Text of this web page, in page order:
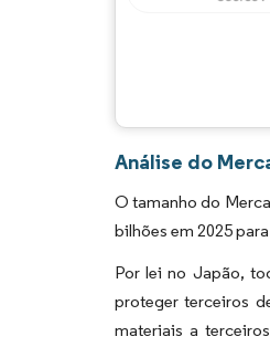
Análise do
O tamanho do
bilhões em 2025
Por lei no Japão,
proteger terceiros
materiais a